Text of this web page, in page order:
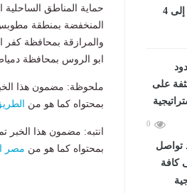
ميشيجان الأمريكية إلى 4
0
تواصل
كافة
حماية المناطق
المنخفضة بمنطقة
والمرازقة بمحافظة كفر
ابو الروس بمحافظة
ملحوظة: مضمون هذا
بمحتواه كما هو من
انتبه: مضمون هذا الخبر
بمحتواه كما هو من مصر